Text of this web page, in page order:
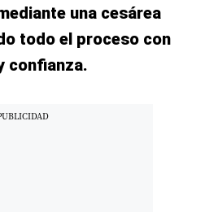
una cesárea
todo el proceso con
confianza.